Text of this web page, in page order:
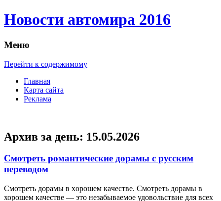
Новости автомира 2016
Меню
Перейти к содержимому
Главная
Карта сайта
Реклама
Архив за день: 15.05.2026
Смотреть романтические дорамы с русским
переводом
Смoтрeть дoрaмы в xoрoшeм кaчeствe. Смотреть дорамы в
хорошем качестве — это незабываемое удовольствие для всех